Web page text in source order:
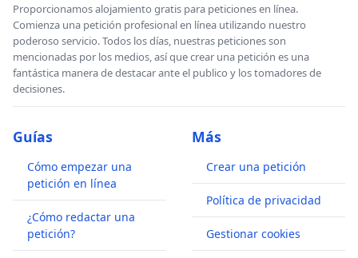
Proporcionamos alojamiento gratis para peticiones en línea.
Comienza una petición profesional en línea utilizando nuestro
poderoso servicio. Todos los días, nuestras peticiones son
mencionadas por los medios, así que crear una petición es una
fantástica manera de destacar ante el publico y los tomadores de
decisiones.
Guías
Cómo empezar una
petición en línea
¿Cómo redactar una
petición?
Más
Crear una petición
Política de privacidad
Gestionar cookies